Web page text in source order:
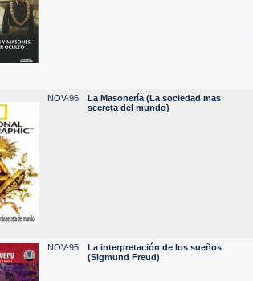
NOV-96
La Masonería (La sociedad mas
secreta del mundo)
NOV-95
La interpretación de los sueños
(Sigmund Freud)